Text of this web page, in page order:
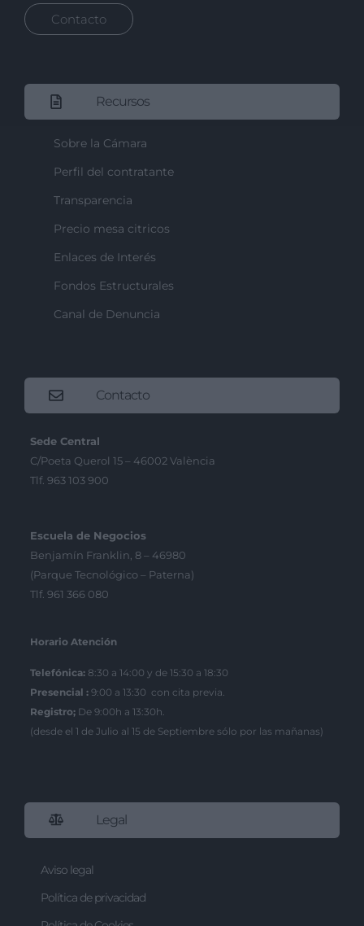
Contacto
Recursos
Sobre la Cámara
Perfil del contratante
Transparencia
Precio mesa citricos
Enlaces de Interés
Fondos Estructurales
Canal de Denuncia
Contacto
Sede Central
C/Poeta Querol 15 – 46002 València
Tlf. 963 103 900
Escuela de Negocios
Benjamín Franklin, 8 – 46980
(Parque Tecnológico – Paterna)
Tlf. 961 366 080
Horario Atención
Telefónica: 8:30 a 14:00 y de 15:30 a 18:30
Presencial : 9:00 a 13:30 con cita previa.
Registro; De 9:00h a 13:30h.
(desde el 1 de Julio al 15 de Septiembre sólo por las mañanas)
Legal
Aviso legal
Política de privacidad